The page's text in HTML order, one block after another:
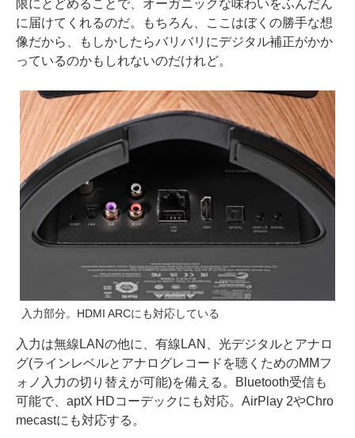
限にとどめることで、オーガニックな味わいをふんだん
に届けてくれるのだ。もちろん、ここはぼくの勝手な想
像だから、もしかしたらバリバリにデジタル補正がかか
っているのかもしれないのだけれど。
入力部分。HDMI ARCにも対応している
入力は無線LANの他に、有線LAN、光デジタルとアナロ
グ(ラインレベルとアナログレコードを聴くためのMMフ
ォノ入力の切り替えが可能)を備える。Bluetooth受信も
可能で、aptX HDコーデックにも対応。AirPlay 2やChro
mecastにも対応する。